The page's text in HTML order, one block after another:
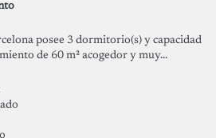
posee 3 dormitorio(s) y capacidad
de 60 m² acogedor y muy...